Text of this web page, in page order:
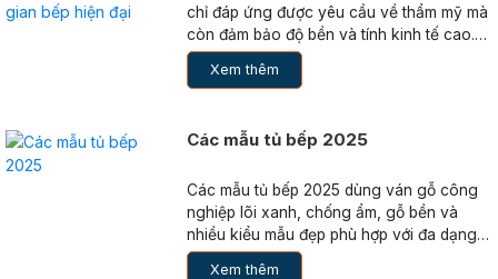
chỉ đáp ứng được yêu cầu về thẩm mỹ mà
còn đảm bảo độ bền và tính kinh tế cao.
Hy vọng với bài viết này, bạn sẽ có thêm
thông tin hữu ích để lựa chọn được mẫu tủ
Xem thêm
Các mẫu tủ bếp 2025
Các mẫu tủ bếp 2025 dùng ván gỗ công
nghiệp lõi xanh, chống ẩm, gỗ bền và
nhiều kiểu mẫu đẹp phù hợp với đa dạng
phong cách nội thất
Xem thêm